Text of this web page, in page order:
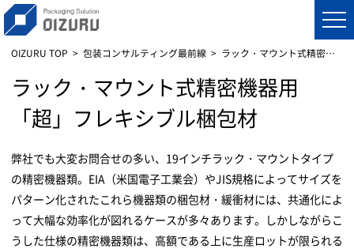
OIZURU TOP 包装コンサルティング最前線 ラック・マウント式精密機器用：梱包材
ラック・マウント式精密機器用
「超」フレキシブル梱包材
弊社でも大変お問合せの多い、19インチラック・マウントタイプ
の精密機器類。EIA（米国電子工業会）やJIS規格によってサイズを
パターン化されたこれら機器類の梱包材・緩衝材には、共通化によ
って大幅な効率化が図れるケースが多々あります。しかしながらこ
うした仕様の精密機器類は、高額である上に生産ロットが限られる